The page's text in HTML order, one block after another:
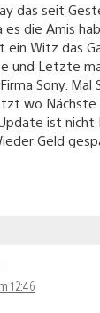
das seit
die Amis
ein Witz das
und Letzte
Sony. Mal
wo Nächste
ist nicht
Geld
12:46